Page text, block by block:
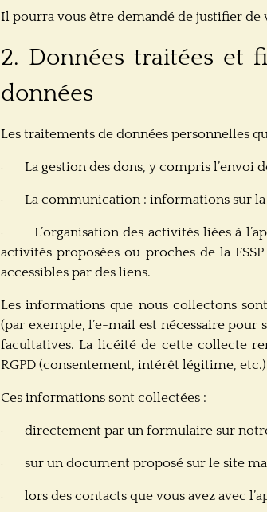
Il pourra vous être demandé de justifier de
2. Données traitées et
données
Les traitements de données personnelles
· La gestion des dons, y compris l’envoi
· La communication : informations sur la
· L’organisation des activités liées à
activités proposées ou proches de la
accessibles par des liens.
Les informations que nous collectons
(par exemple, l’e-mail est nécessaire pour
facultatives. La licéité de cette collecte
RGPD (consentement, intérêt légitime, etc.)
Ces informations sont collectées :
· directement par un formulaire sur
· sur un document proposé sur le site
· lors des contacts que vous avez avec